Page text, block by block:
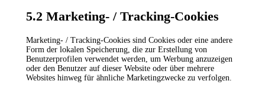
5.2 Marketing- / Tracking-Cookies
Marketing- / Tracking-Cookies sind Cookies oder eine andere
Form der lokalen Speicherung, die zur Erstellung von
Benutzerprofilen verwendet werden, um Werbung anzuzeigen
oder den Benutzer auf dieser Website oder über mehrere
Websites hinweg für ähnliche Marketingzwecke zu verfolgen.